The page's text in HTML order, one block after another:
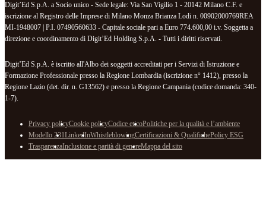
Digit’Ed S.p.A. a Socio unico - Sede legale: Via San Vigilio 1 - 20142 Milano C.F. e
iscrizione al Registro delle Imprese di Milano Monza Brianza Lodi n. 00902000769REA
MI-1948007 | P.I. 07490560633 - Capitale sociale pari a Euro 774.600,00 i.v. Soggetta a
direzione e coordinamento di Digit’Ed Holding S.p.A. - Tutti i diritti riservati.
Digit’Ed S.p.A. è iscritto all'Albo dei soggetti accreditati per i Servizi di Istruzione e
Formazione Professionale presso la Regione Lombardia (iscrizione n° 1412), presso la
Regione Lazio (det. dir. n. G13562) e presso la Regione Campania (codice domanda: 340-
1-7).
Privacy policyCookie policyCodice eticoPolitiche per la qualità e l’ambiente
Modello 231LinkedInWhistleblowingCertificazioni & QualifichePolicy ESG
TrasparenzaInclusione e parità di genereMappa del sito